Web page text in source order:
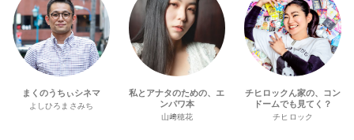
まくのうちぃシネマ
よしひろまさみち
私とアナタのための、エ
ンパワ本
山﨑穂花
チヒロックん家の、コン
ドームでも見てく？
チヒロック